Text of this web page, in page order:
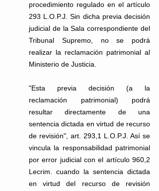
procedimiento regulado en el artículo
293 L.O.P.J. Sin dicha previa decisión
judicial de la Sala correspondiente del
Tribunal Supremo, no se podrá
realizar la reclamación patrimonial al
Ministerio de Justicia.
"Esta previa decisión (a la
reclamación patrimonial) podrá
resultar directamente de una
sentencia dictada en virtud de recurso
de revisión", art. 293,1 L.O.P.J. Así se
vincula la responsabilidad patrimonial
por error judicial con el artículo 960,2
Lecrim. cuando la sentencia dictada
en virtud del recurso de revisión